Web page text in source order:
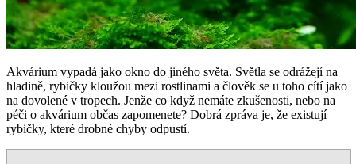
Akvárium vypadá jako okno do jiného světa. Světla se odrážejí na
hladině, rybičky kloužou mezi rostlinami a člověk se u toho cítí jako
na dovolené v tropech. Jenže co když nemáte zkušenosti, nebo na
péči o akvárium občas zapomenete? Dobrá zpráva je, že existují
rybičky, které drobné chyby odpustí.